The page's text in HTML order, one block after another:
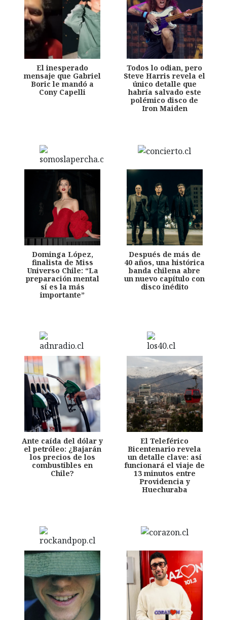
El inesperado
mensaje que Gabriel
Boric le mandó a
Cony Capelli
Todos lo odian, pero
Steve Harris revela el
único detalle que
habría salvado este
polémico disco de
Iron Maiden
Dominga López,
finalista de Miss
Universo Chile: “La
preparación mental
sí es la más
importante”
Después de más de
40 años, una histórica
banda chilena abre
un nuevo capítulo con
disco inédito
Ante caída del dólar y
el petróleo: ¿Bajarán
los precios de los
combustibles en
Chile?
El Teleférico
Bicentenario revela
un detalle clave: así
funcionará el viaje de
13 minutos entre
Providencia y
Huechuraba